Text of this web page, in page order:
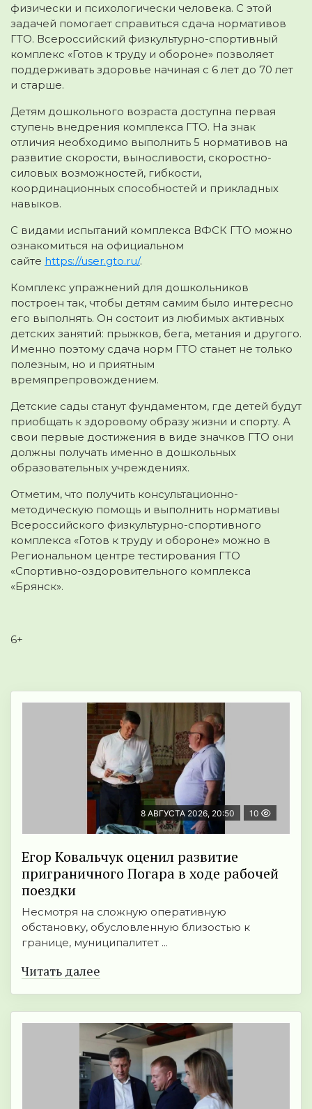
физически и психологически человека. С этой
задачей помогает справиться сдача нормативов
ГТО. Всероссийский физкультурно-спортивный
комплекс «Готов к труду и обороне» позволяет
поддерживать здоровье начиная с 6 лет до 70 лет
и старше.
Детям дошкольного возраста доступна первая
ступень внедрения комплекса ГТО. На знак
отличия необходимо выполнить 5 нормативов на
развитие скорости, выносливости, скоростно-
силовых возможностей, гибкости,
координационных способностей и прикладных
навыков.
С видами испытаний комплекса ВФСК ГТО можно
ознакомиться на официальном
сайте https://user.gto.ru/.
Комплекс упражнений для дошкольников
построен так, чтобы детям самим было интересно
его выполнять. Он состоит из любимых активных
детских занятий: прыжков, бега, метания и другого.
Именно поэтому сдача норм ГТО станет не только
полезным, но и приятным
времяпрепровождением.
Детские сады станут фундаментом, где детей будут
приобщать к здоровому образу жизни и спорту. А
свои первые достижения в виде значков ГТО они
должны получать именно в дошкольных
образовательных учреждениях.
Отметим, что получить консультационно-
методическую помощь и выполнить нормативы
Всероссийского физкультурно-спортивного
комплекса «Готов к труду и обороне» можно в
Региональном центре тестирования ГТО
«Спортивно-оздоровительного комплекса
«Брянск».
6+
8 АВГУСТА 2026, 20:50 10
Егор Ковальчук оценил развитие
приграничного Погара в ходе рабочей
поездки
Несмотря на сложную оперативную
обстановку, обусловленную близостью к
границе, муниципалитет ...
Читать далее